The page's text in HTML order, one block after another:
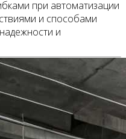
при автоматизации
и способами
и